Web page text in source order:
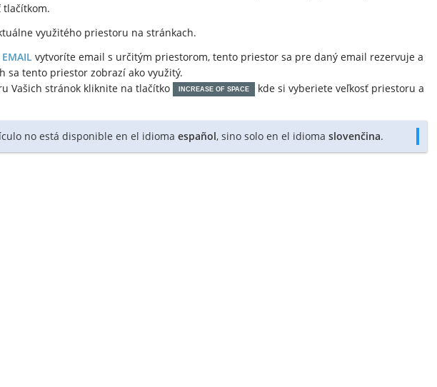
tlačítkom.
využitého priestoru na stránkach.
EMAIL vytvoríte email s určitým priestorom, tento priestor sa pre daný email rezervuje a
sa tento priestor zobrazí ako využitý.
Vašich stránok kliknite na tlačítko
INCREASE OF SPACE
kde si vyberiete veľkosť priestoru a
no está disponible en el idioma español, sino solo en el idioma slovenčina.